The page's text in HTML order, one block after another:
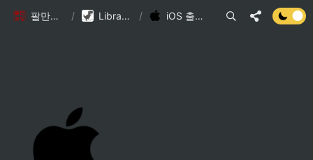
팔만코딩경 / Library DB / iOS 출시 규정